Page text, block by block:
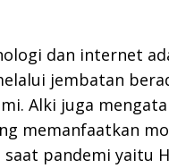
dan internet
jembatan
Alki juga
memanfaatkan
pandemi yaitu